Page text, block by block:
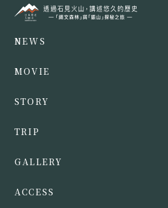
NEWS
MOVIE
STORY
TRIP
GALLERY
ACCESS